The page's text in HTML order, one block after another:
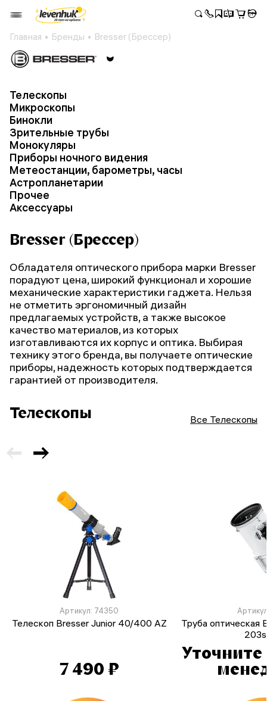
Главная Бренды Bresser (Брессер)
Телескопы
Микроскопы
Бинокли
Зрительные трубы
Монокуляры
Приборы ночного видения
Метеостанции, барометры, часы
Астропланетарии
Прочее
Аксессуары
Bresser (Брессер)
Обладателя оптического прибора марки Bresser
порадуют цена, широкий функционал и хорошие
механические характеристики гаджета. Нельзя
не отметить эргономичный дизайн
предлагаемых устройств, а также высокое
качество материалов, из которых
изготавливаются их корпус и оптика. Выбирая
технику этого бренда, вы получаете оптические
приборы, надежность которых подтверждается
гарантией от производителя.
Телескопы Все Телескопы
Артикул: 74350
Телескоп Bresser Junior 40/400 AZ
7 490 ₽
Труба оптическая
Уточните